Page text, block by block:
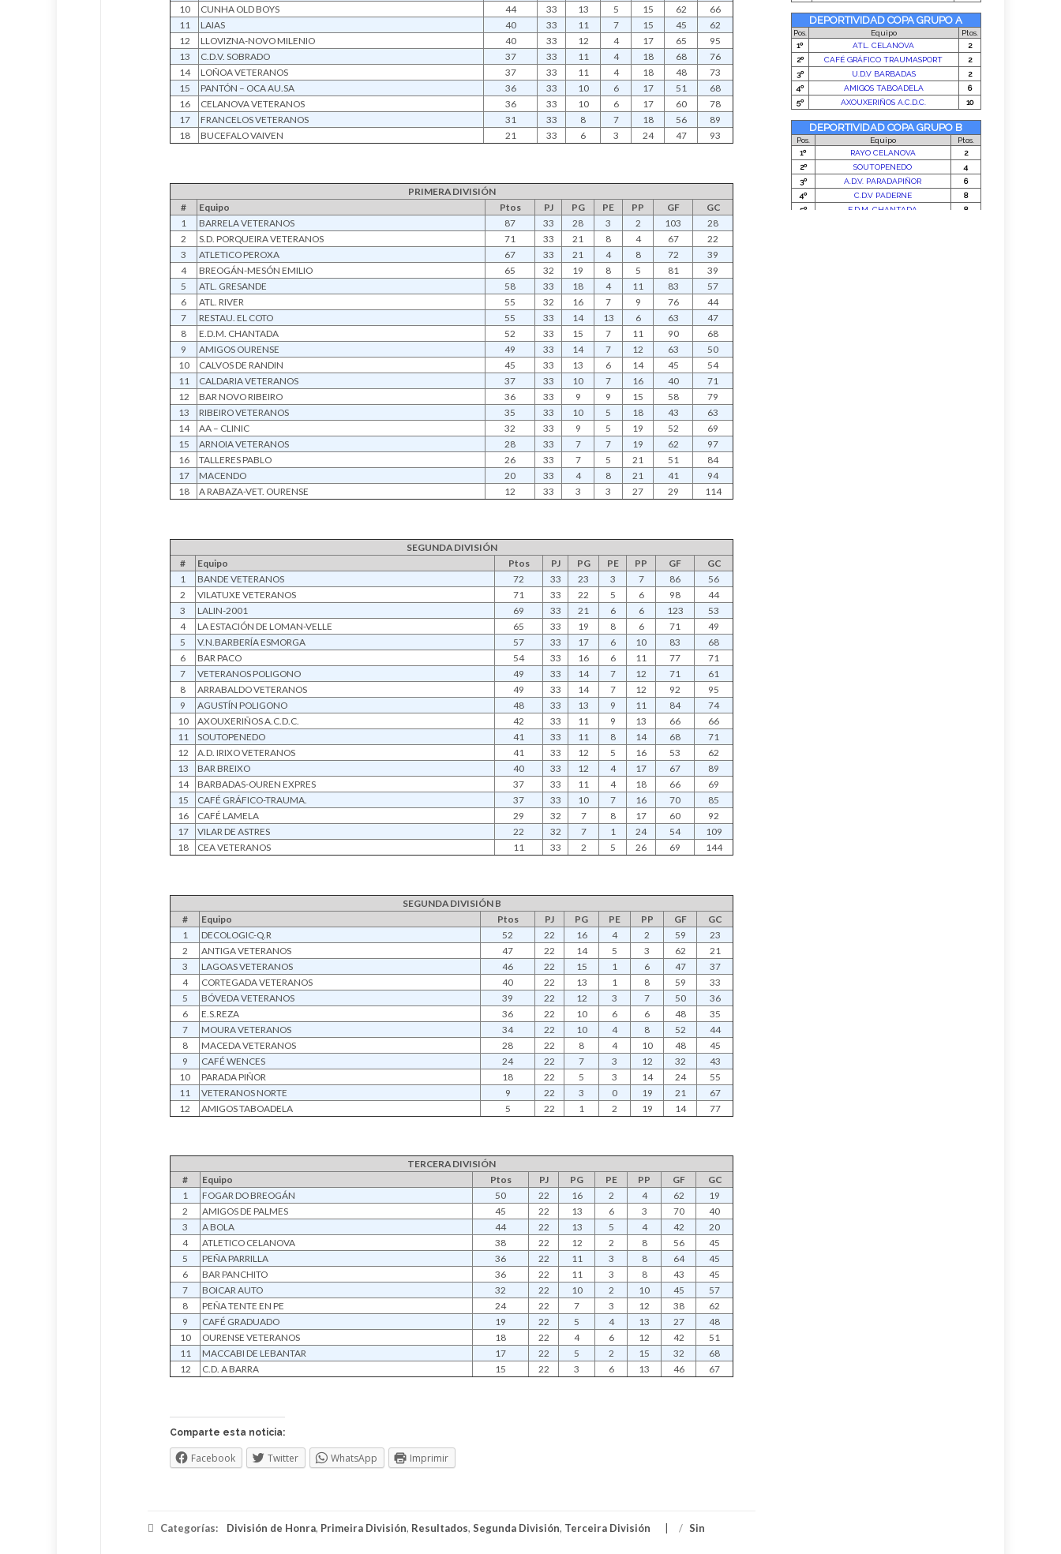
10
CUNHA OLD BOYS 44 33 13 5 15 62
66
11
LAIAS 40 33 11 7 15 45
62
12
LLOVIZNA-NOVO MILENIO 40 33 12 4 17 65
95
13
C.D.V. SOBRADO 37 33 11 4 18 68
76
14
LOÑOA VETERANOS 37 33 11 4 18 48
73
15
PANTÓN – OCA AU.SA 36 33 10 6 17 51
68
16
CELANOVA VETERANOS 36 33 10 6 17 60
78
17
FRANCELOS VETERANOS 31 33 8 7 18 56
89
18
BUCEFALO VAIVEN 21 33 6 3 24 47 93
PRIMERA DIVISIÓN
#
Equipo Ptos PJ PG PE PP GF
GC
1
BARRELA VETERANOS 87 33 28 3 2 103
28
2
S.D. PORQUEIRA VETERANOS 71 33 21 8 4 67
22
3
ATLETICO PEROXA 67 33 21 4 8 72
39
4
BREOGÁN-MESÓN EMILIO 65 32 19 8 5 81
39
5
ATL. GRESANDE 58 33 18 4 11 83
57
6
ATL. RIVER 55 32 16 7 9 76
44
7
RESTAU. EL COTO 55 33 14 13 6 63
47
8
E.D.M. CHANTADA 52 33 15 7 11 90
68
9
AMIGOS OURENSE 49 33 14 7 12 63
50
10
CALVOS DE RANDIN 45 33 13 6 14 45
54
11
CALDARIA VETERANOS 37 33 10 7 16 40
71
12
BAR NOVO RIBEIRO 36 33 9 9 15 58
79
13
RIBEIRO VETERANOS 35 33 10 5 18 43
63
14
AA – CLINIC 32 33 9 5 19 52
69
15
ARNOIA VETERANOS 28 33 7 7 19 62
97
16
TALLERES PABLO 26 33 7 5 21 51
84
17
MACENDO 20 33 4 8 21 41
94
18
A RABAZA-VET. OURENSE 12 33 3 3 27 29 114
SEGUNDA DIVISIÓN
#
Equipo Ptos PJ PG PE PP GF
GC
1
BANDE VETERANOS 72 33 23 3 7 86
56
2
VILATUXE VETERANOS 71 33 22 5 6 98
44
3
LALIN-2001 69 33 21 6 6 123
53
4
LA ESTACIÓN DE LOMAN-VELLE 65 33 19 8 6 71
49
5
V.N.BARBERÍA ESMORGA 57 33 17 6 10 83
68
6
BAR PACO 54 33 16 6 11 77
71
7
VETERANOS POLIGONO 49 33 14 7 12 71
61
8
ARRABALDO VETERANOS 49 33 14 7 12 92
95
9
AGUSTÍN POLIGONO 48 33 13 9 11 84
74
10
AXOUXERIÑOS A.C.D.C. 42 33 11 9 13 66
66
11
SOUTOPENEDO 41 33 11 8 14 68
71
12
A.D. IRIXO VETERANOS 41 33 12 5 16 53
62
13
BAR BREIXO 40 33 12 4 17 67
89
14
BARBADAS-OUREN EXPRES 37 33 11 4 18 66
69
15
CAFÉ GRÁFICO-TRAUMA. 37 33 10 7 16 70
85
16
CAFÉ LAMELA 29 32 7 8 17 60
92
17
VILAR DE ASTRES 22 32 7 1 24 54
109
18
CEA VETERANOS 11 33 2 5 26 69 144
SEGUNDA DIVISIÓN B
#
Equipo Ptos PJ PG PE PP GF
GC
1
DECOLOGIC-Q.R 52 22 16 4 2 59
23
2
ANTIGA VETERANOS 47 22 14 5 3 62
21
3
LAGOAS VETERANOS 46 22 15 1 6 47
37
4
CORTEGADA VETERANOS 40 22 13 1 8 59
33
5
BÓVEDA VETERANOS 39 22 12 3 7 50
36
6
E.S.REZA 36 22 10 6 6 48
35
7
MOURA VETERANOS 34 22 10 4 8 52
44
8
MACEDA VETERANOS 28 22 8 4 10 48
45
9
CAFÉ WENCES 24 22 7 3 12 32
43
10
PARADA PIÑOR 18 22 5 3 14 24
55
11
VETERANOS NORTE 9 22 3 0 19 21
67
12
AMIGOS TABOADELA 5 22 1 2 19 14 77
TERCERA DIVISIÓN
#
Equipo Ptos PJ PG PE PP GF
GC
1
FOGAR DO BREOGÁN 50 22 16 2 4 62
19
2
AMIGOS DE PALMES 45 22 13 6 3 70
40
3
A BOLA 44 22 13 5 4 42
20
4
ATLETICO CELANOVA 38 22 12 2 8 56
45
5
PEÑA PARRILLA 36 22 11 3 8 64
45
6
BAR PANCHITO 36 22 11 3 8 43
45
7
BOICAR AUTO 32 22 10 2 10 45
57
8
PEÑA TENTE EN PE 24 22 7 3 12 38
62
9
CAFÉ GRADUADO 19 22 5 4 13 27
48
10
OURENSE VETERANOS 18 22 4 6 12 42
51
11
MACCABI DE LEBANTAR 17 22 5 2 15 32
68
12
C.D. A BARRA 15 22 3 6 13 46 67
Comparte esta noticia:
Facebook Twitter WhatsApp Imprimir
Categorías: División de Honra, Primeira División, Resultados, Segunda División, Terceira División / Sin